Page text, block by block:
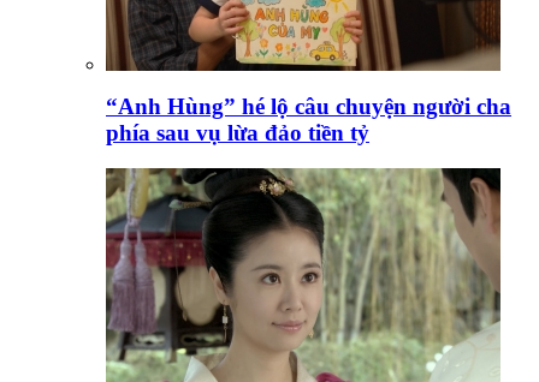
“Anh Hùng” hé lộ câu chuyện người cha
phía sau vụ lừa đảo tiền tỷ